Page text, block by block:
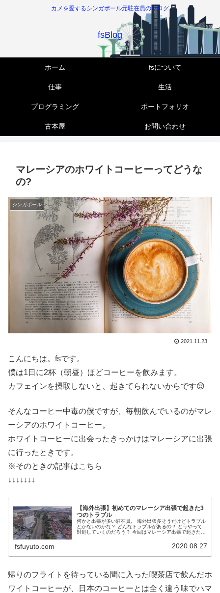
カメを愛するシンガポール元駐在員のブログ
fsBlog
ホーム fsについて
仕事 生活
プログラミング ポートフォリオ
古本屋 お問い合わせ
マレーシアのホワイトコーヒーってどうな
の?
シンガポール
2021.11.23
こんにちは。fsです。
僕は1日に2杯（朝昼）ほどコーヒーを飲みます。
カフェインを摂取しないと、起きてられないからです😌
そんなコーヒー中毒の僕ですが、毎朝飲んでいるのがマレ
ーシアのホワイトコーヒー。
ホワイトコーヒーに出会ったきっかけはマレーシアに出張
に行ったときです。
※そのときの記事はこちら
↓↓↓↓↓↓↓
【海外出張】初めてのマレーシア出張で起きた3
つのトラブル
何かと出張が多い駐在員。 海外出張多そうだけどトラブル
とかないのかな？ どんなトラブルがあるの？ どうやって
対処していくのだろう？ 今回はマレーシア出張で起きたト
fsfuyuto.com 2020.08.27
帰りのフライトを待っている間に入った喫茶店で飲んだホ
ワイトコーヒーが、日本のコーヒーとは全く違う味でハマ